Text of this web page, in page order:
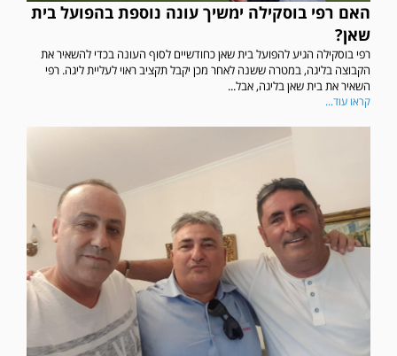
האם רפי בוסקילה ימשיך עונה נוספת בהפועל בית
שאן?
רפי בוסקילה הגיע להפועל בית שאן כחודשיים לסוף העונה בכדי להשאיר את
הקבוצה בליגה, במטרה ששנה לאחר מכן יקבל תקציב ראוי לעליית ליגה. רפי
השאיר את בית שאן בליגה, אבל...
קראו עוד...